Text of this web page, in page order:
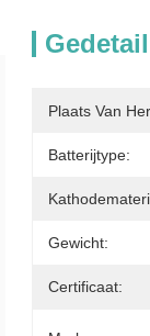
Plaats Van
Batterijtype:
Gewicht:
Certificaat: